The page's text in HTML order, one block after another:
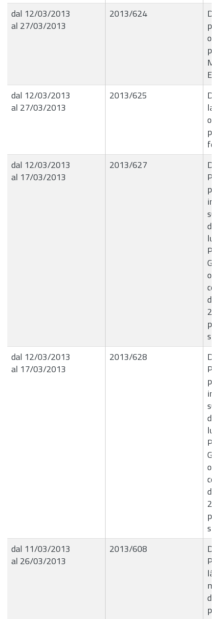
dal 12/03/2013
al 27/03/2013
2013/624
dal 12/03/2013
al 27/03/2013
2013/625
dal 12/03/2013
al 17/03/2013
2013/627
di
di
dal 12/03/2013
al 17/03/2013
2013/628
di
di
dal 11/03/2013
al 26/03/2013
2013/608
di